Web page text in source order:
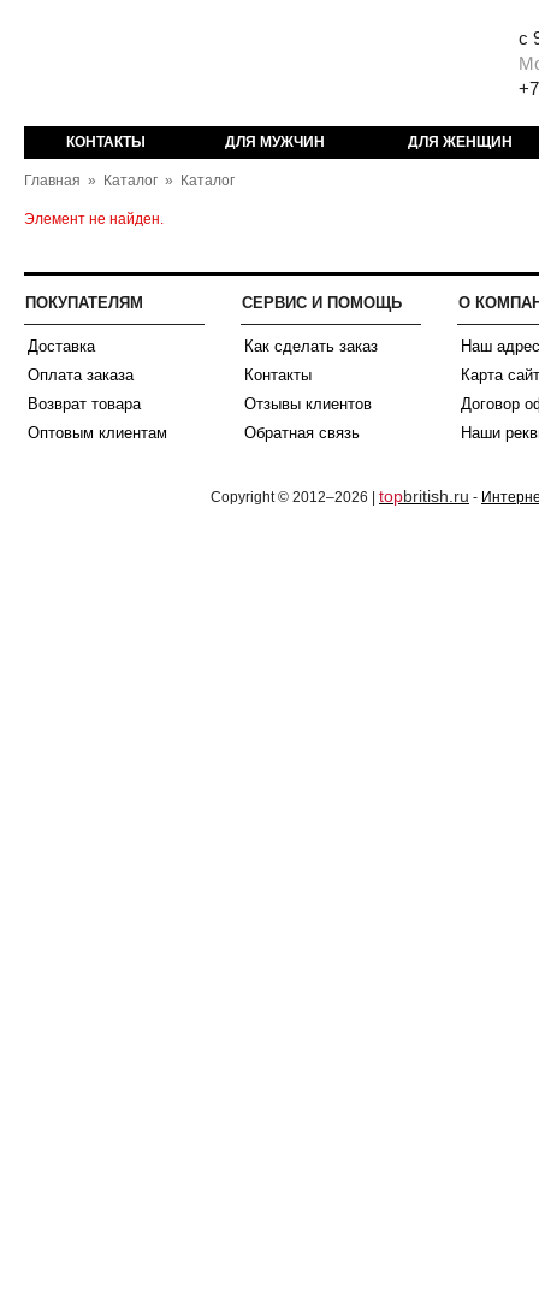
с
КОНТАКТЫ ДЛЯ МУЖЧИН ДЛЯ ЖЕНЩИН
Главная » Каталог » Каталог
Элемент не найден.
ПОКУПАТЕЛЯМ
Доставка
Оплата заказа
Возврат товара
Оптовым клиентам
СЕРВИС И ПОМОЩЬ
Как сделать заказ
Контакты
Отзывы клиентов
Обратная связь
О
Наш адрес
Карта
Договор
Наши
Copyright © 2012–2026 | topbritish.ru -